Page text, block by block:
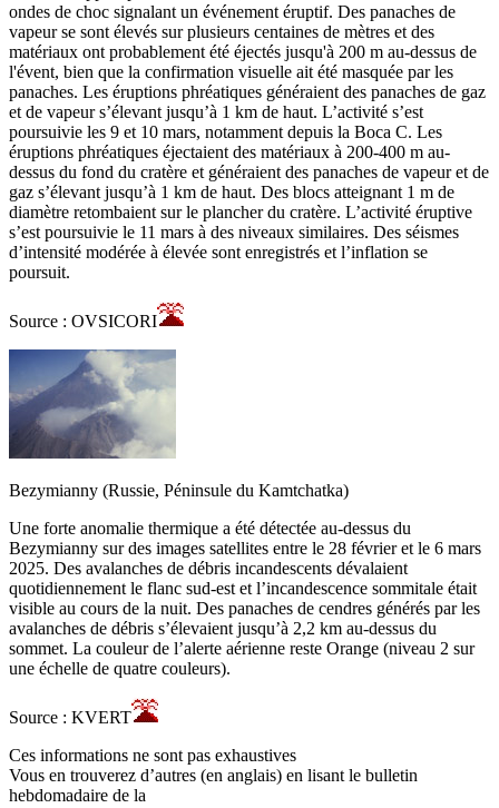
ondes de choc signalant un événement éruptif. Des panaches de
vapeur se sont élevés sur plusieurs centaines de mètres et des
matériaux ont probablement été éjectés jusqu'à 200 m au-dessus de
l'évent, bien que la confirmation visuelle ait été masquée par les
panaches. Les éruptions phréatiques généraient des panaches de gaz
et de vapeur s’élevant jusqu’à 1 km de haut. L’activité s’est
poursuivie les 9 et 10 mars, notamment depuis la Boca C. Les
éruptions phréatiques éjectaient des matériaux à 200-400 m au-
dessus du fond du cratère et généraient des panaches de vapeur et de
gaz s’élevant jusqu’à 1 km de haut. Des blocs atteignant 1 m de
diamètre retombaient sur le plancher du cratère. L’activité éruptive
s’est poursuivie le 11 mars à des niveaux similaires. Des séismes
d’intensité modérée à élevée sont enregistrés et l’inflation se
poursuit.
Source : OVSICORI
Bezymianny (Russie, Péninsule du Kamtchatka)
Une forte anomalie thermique a été détectée au-dessus du
Bezymianny sur des images satellites entre le 28 février et le 6 mars
2025. Des avalanches de débris incandescents dévalaient
quotidiennement le flanc sud-est et l’incandescence sommitale était
visible au cours de la nuit. Des panaches de cendres générés par les
avalanches de débris s’élevaient jusqu’à 2,2 km au-dessus du
sommet. La couleur de l’alerte aérienne reste Orange (niveau 2 sur
une échelle de quatre couleurs).
Source : KVERT
Ces informations ne sont pas exhaustives
Vous en trouverez d’autres (en anglais) en lisant le bulletin
hebdomadaire de la